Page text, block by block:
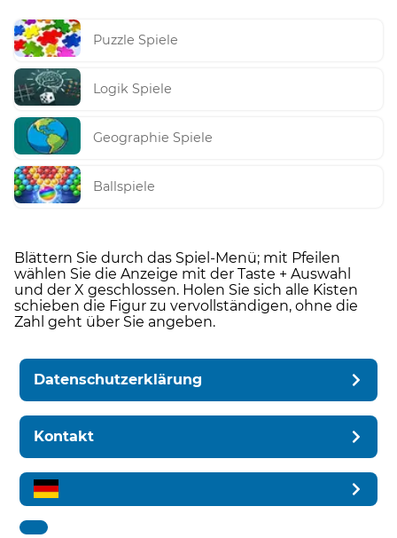
Puzzle Spiele
Logik Spiele
Geographie Spiele
Ballspiele
Blättern Sie durch das Spiel-Menü; mit Pfeilen
wählen Sie die Anzeige mit der Taste + Auswahl
und der X geschlossen. Holen Sie sich alle Kisten
schieben die Figur zu vervollständigen, ohne die
Zahl geht über Sie angeben.
Datenschutzerklärung
Kontakt